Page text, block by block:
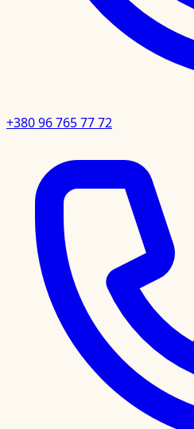
+380 96 765 77 72